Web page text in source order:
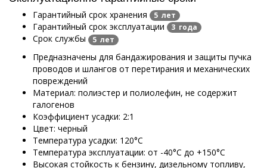
Гарантийный срок хранения 5 лет
Гарантийный срок эксплуатации 3 года
Срок службы 5 лет
Предназначены для бандажирования и защиты пучка
проводов и шлангов от перетирания и механических
повреждений
Материал: полиэстер и полиолефин, не содержит
галогенов
Коэффициент усадки: 2:1
Цвет: черный
Температура усадки: 120°С
Температура эксплуатации: от -40°С до +150°С
Высокая стойкость к бензину, дизельному топливу,